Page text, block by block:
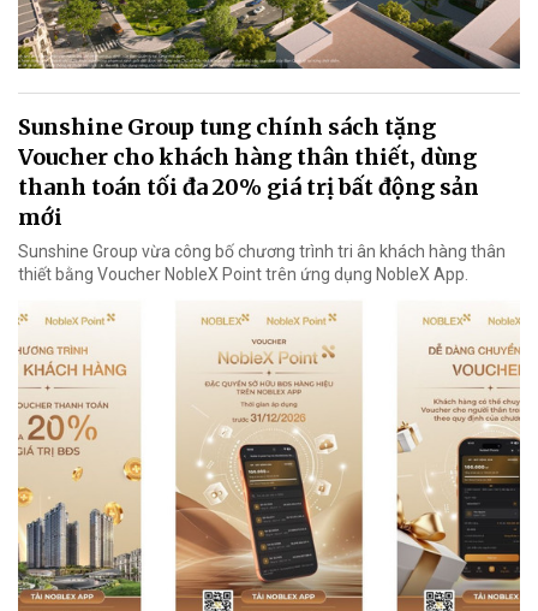
Sunshine Group tung chính sách tặng
Voucher cho khách hàng thân thiết, dùng
thanh toán tối đa 20% giá trị bất động sản
mới
Sunshine Group vừa công bố chương trình tri ân khách hàng thân
thiết bằng Voucher NobleX Point trên ứng dụng NobleX App.